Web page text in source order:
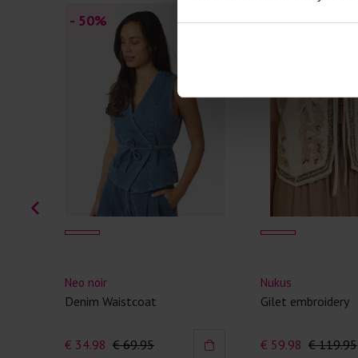
- 50%
Neo noir
Denim Waistcoat
€ 34.98 € 69.95
- 50%
Nukus
Gilet embroidery
€ 59.98 € 119.95